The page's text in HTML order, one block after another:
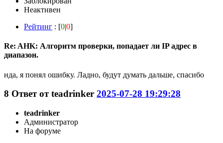
Неактивен
Рейтинг : [0|0]
Re: AHK: Алгоритм проверки, попадает ли IP адрес в
диапазон.
нда, я понял ошибку. Ладно, будут думать дальше, спасибо
8 Ответ отteadrinker 2025-07-28 19:29:28
teadrinker
Администратор
На форуме